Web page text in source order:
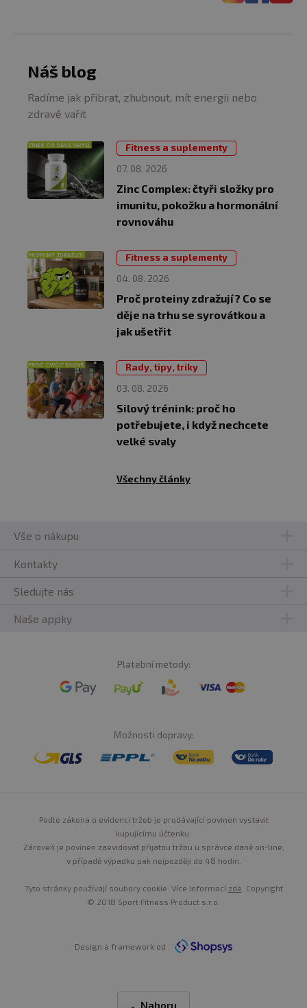
Náš blog
Radíme jak přibrat, zhubnout, mít energii nebo
zdravě vařit
07. 08. 2026
Fitness a suplementy
Zinc Complex: čtyři složky pro
imunitu, pokožku a hormonální
rovnováhu
04. 08. 2026
Fitness a suplementy
Proč proteiny zdražují? Co se
děje na trhu se syrovátkou a
jak ušetřit
03. 08. 2026
Rady, tipy, triky
Silový trénink: proč ho
potřebujete, i když nechcete
velké svaly
Všechny články
Vše o nákupu
Kontakty
Sledujte nás
Naše appky
Platební metody:
Možnosti dopravy:
Podle zákona o evidenci tržeb je prodávající povinen vystavit
kupujícímu účtenku.
Zároveň je povinen zaevidovat přijatou tržbu u správce daně on-line,
v případě výpadku pak nejpozději do 48 hodin.
Tyto stránky používají soubory cookie. Více informací zde . Copyright
© 2018 Sport Fitness Product s.r.o.
Design a framework od